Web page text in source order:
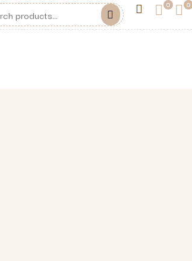
0
0